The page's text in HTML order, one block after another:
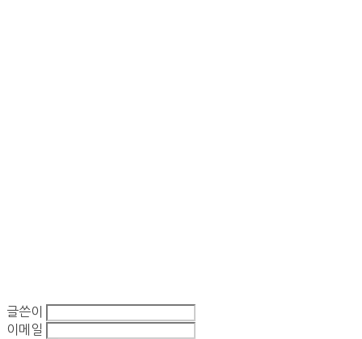
글쓴이
이메일